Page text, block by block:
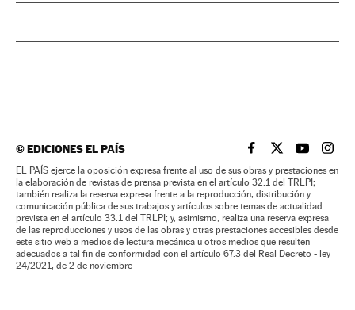
©EDICIONES EL PAÍS EL PAÍS BRASIL EN
EL PAÍSEL PAÍS
EL
EL PAÍS ejerce la oposición expresa frente al uso de sus obras y prestaciones en
la elaboración de revistas de prensa prevista en el artículo 32.1 del TRLPI;
también realiza la reserva expresa frente a la reproducción, distribución y
comunicación pública de sus trabajos y artículos sobre temas de actualidad
prevista en el artículo 33.1 del TRLPI; y, asimismo, realiza una reserva expresa
de las reproducciones y usos de las obras y otras prestaciones accesibles desde
este sitio web a medios de lectura mecánica u otros medios que resulten
adecuados a tal fin de conformidad con el artículo 67.3 del Real Decreto - ley
24/2021, de 2 de noviembre